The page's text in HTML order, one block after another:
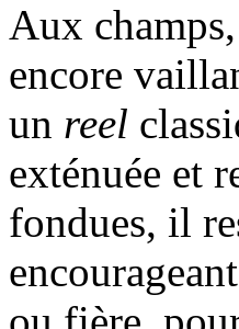
Aux
encore
un reel
exténuée et
fondues, il